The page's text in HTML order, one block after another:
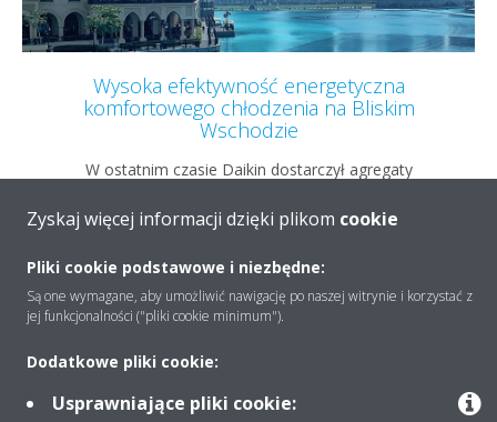
Wysoka efektywność energetyczna
komfortowego chłodzenia na Bliskim
Wschodzie
W ostatnim czasie Daikin dostarczył agregaty
Bliskim Wschodzie w ramach projektu dotyczącego
Saudyjskiej.
DOWIEDZ SIĘ WIĘCEJ
Zyskaj więcej informacji dzięki plikom cookie
Pliki cookie podstawowe i niezbędne:
Są one wymagane, aby umożliwić nawigację po naszej witrynie i korzystać z
jej funkcjonalności ("pliki cookie minimum").
Dodatkowe pliki cookie:
Usprawniające pliki cookie: